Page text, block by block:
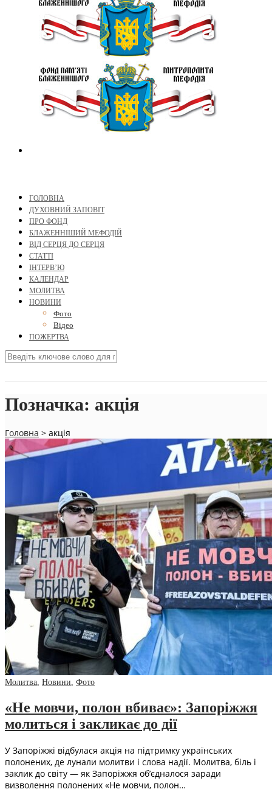
ГОЛОВНА
ДУХОВНИЙ ЗАПОВІТ
ПРО ФОНД
БЛАЖЕННІШИЙ МЕФОДІЙ
ВІД СЕРЦЯ ДО СЕРЦЯ
СТАТТІ
ІНТЕРВ’Ю
КАЛЕНДАР
МОЛИТВА
НОВИНИ
Фото
Відео
ПОЖЕРТВА
Позначка: акція
Головна > акція
Молитва, Новини, Фото
«Не мовчи, полон вбиває»: Запоріжжя
молиться і закликає до дії
У Запоріжжі відбулася акція на підтримку українських
полонених, де лунали молитви і слова надії. Молитва, біль і
заклик до світу — як Запоріжжя об’єдналося заради
визволення полонених «Не мовчи, полон…